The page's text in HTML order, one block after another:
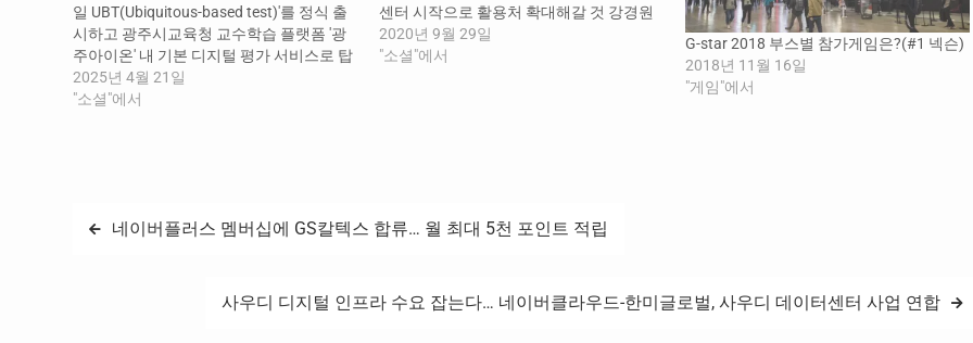
일 UBT(Ubiquitous-based test)'를 정식 출
시하고 광주시교육청 교수학습 플랫폼 '광
주아이온' 내 기본 디지털 평가 서비스로 탑
재를 시작했다. 웨일 UBT는 지난 10월 최초
공개되었으며 ▲수행평가 종합 관리체계
2025년 4월 21일
"소셜"에서
센터 시작으로 활용처 확대해갈 것 강경원
기자 -- 네이버 인증서가 웨일 브라우저의
기술 지원에 힘입어, PC까지 영토를 확장한
2020년 9월 29일
"소셜"에서
G-star 2018 부스별 참가게임은?(#1 넥슨)
2018년 11월 16일
"게임"에서
글 네이버플러스 멤버십에 GS칼텍스 합류… 월 최대 5천 포인트 적립
사우디 디지털 인프라 수요 잡는다… 네이버클라우드-한미글로벌, 사우디 데이터센터 사업 연합